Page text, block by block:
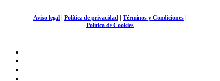
Aviso legal | Política de privacidad | Términos y Condiciones |
Política de Cookies